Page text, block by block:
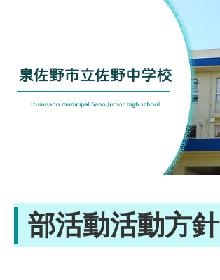
部活動活動方針